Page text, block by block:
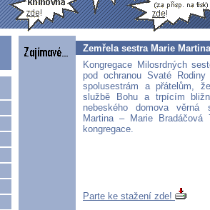
Zemřela sestra Marie
Kongregace Milosrdných
pod ochranou Svaté
spolusestrám a přátelům,
službě Bohu a trpícím
nebeského domova věrná
Martina – Marie Bradáčová
kongregace.
Parte ke stažení zde!